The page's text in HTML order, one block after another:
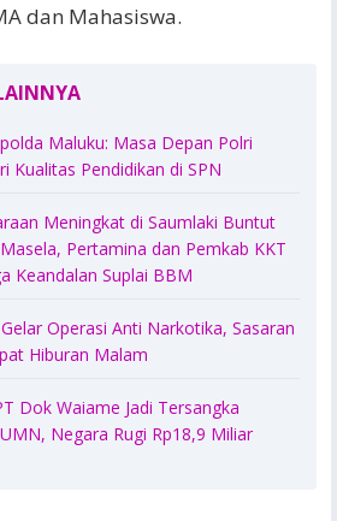
dan Mahasiswa.
Maluku: Masa Depan Polri
Kualitas Pendidikan di SPN
Meningkat di Saumlaki Buntut
Pertamina dan Pemkab KKT
Keandalan Suplai BBM
Operasi Anti Narkotika, Sasaran
Hiburan Malam
Dok Waiame Jadi Tersangka
Negara Rugi Rp18,9 Miliar